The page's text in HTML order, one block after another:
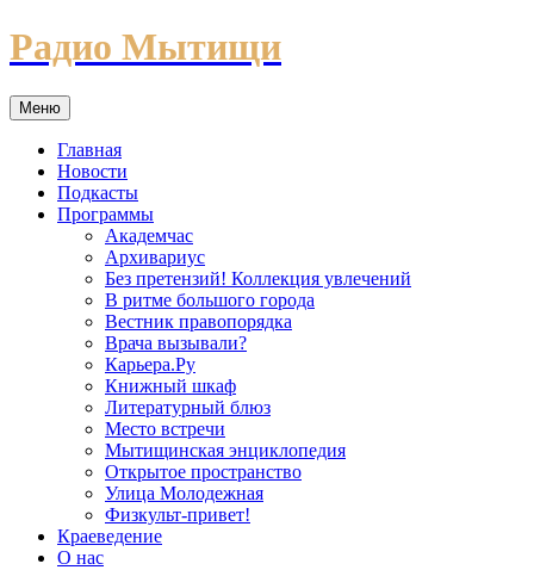
Перейти
к
Радио Мытищи
Меню
Главная
Новости
Подкасты
Программы
Академчас
Архивариус
Без претензий! Коллекция увлечений
В ритме большого города
Вестник правопорядка
Врача вызывали?
Карьера.Ру
Книжный шкаф
Литературный блюз
Место встречи
Мытищинская энциклопедия
Открытое пространство
Улица Молодежная
Физкульт-привет!
Краеведение
О нас